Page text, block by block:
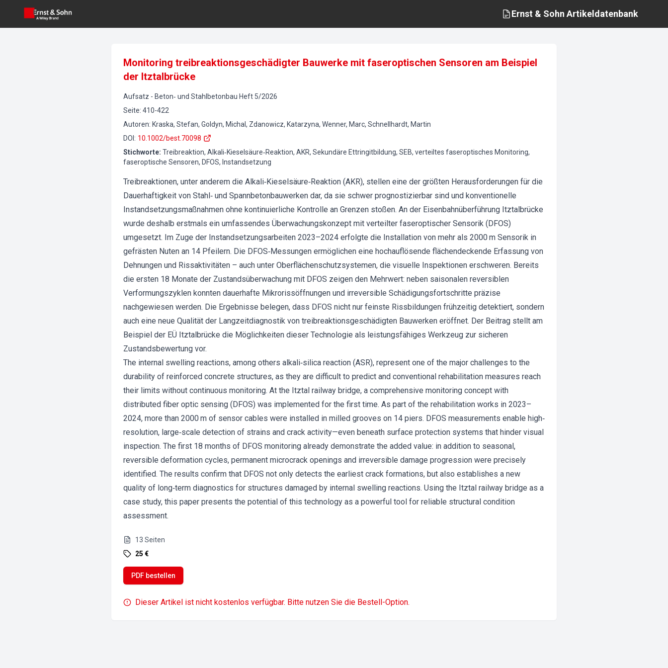
Ernst & Sohn Artikeldatenbank
Monitoring treibreaktionsgeschädigter Bauwerke mit faseroptischen Sensoren am Beispiel
der Itztalbrücke
Aufsatz - Beton‐ und Stahlbetonbau Heft 5/2026
Seite: 410-422
Autoren: Kraska, Stefan, Goldyn, Michal, Zdanowicz, Katarzyna, Wenner, Marc, Schnellhardt, Martin
DOI : 10.1002/best.70098
Stichworte: Treibreaktion, Alkali‐Kieselsäure‐Reaktion, AKR, Sekundäre Ettringitbildung, SEB, verteiltes faseroptisches Monitoring,
faseroptische Sensoren, DFOS, Instandsetzung
Treibreaktionen, unter anderem die Alkali‐Kieselsäure‐Reaktion (AKR), stellen eine der größten Herausforderungen für die
Dauerhaftigkeit von Stahl‐ und Spannbetonbauwerken dar, da sie schwer prognostizierbar sind und konventionelle
Instandsetzungsmaßnahmen ohne kontinuierliche Kontrolle an Grenzen stoßen. An der Eisenbahnüberführung Itztalbrücke
wurde deshalb erstmals ein umfassendes Überwachungskonzept mit verteilter faseroptischer Sensorik (DFOS)
umgesetzt. Im Zuge der Instandsetzungsarbeiten 2023–2024 erfolgte die Installation von mehr als 2000 m Sensorik in
gefrästen Nuten an 14 Pfeilern. Die DFOS‐Messungen ermöglichen eine hochauflösende flächendeckende Erfassung von
Dehnungen und Rissaktivitäten – auch unter Oberflächenschutzsystemen, die visuelle Inspektionen erschweren. Bereits
die ersten 18 Monate der Zustandsüberwachung mit DFOS zeigen den Mehrwert: neben saisonalen reversiblen
Verformungszyklen konnten dauerhafte Mikrorissöffnungen und irreversible Schädigungsfortschritte präzise
nachgewiesen werden. Die Ergebnisse belegen, dass DFOS nicht nur feinste Rissbildungen frühzeitig detektiert, sondern
auch eine neue Qualität der Langzeitdiagnostik von treibreaktionsgeschädigten Bauwerken eröffnet. Der Beitrag stellt am
Beispiel der EÜ Itztalbrücke die Möglichkeiten dieser Technologie als leistungsfähiges Werkzeug zur sicheren
Zustandsbewertung vor.
The internal swelling reactions, among others alkali‐silica reaction (ASR), represent one of the major challenges to the
durability of reinforced concrete structures, as they are difficult to predict and conventional rehabilitation measures reach
their limits without continuous monitoring. At the Itztal railway bridge, a comprehensive monitoring concept with
distributed fiber optic sensing (DFOS) was implemented for the first time. As part of the rehabilitation works in 2023–
2024, more than 2000 m of sensor cables were installed in milled grooves on 14 piers. DFOS measurements enable high‐
resolution, large‐scale detection of strains and crack activity—even beneath surface protection systems that hinder visual
inspection. The first 18 months of DFOS monitoring already demonstrate the added value: in addition to seasonal,
reversible deformation cycles, permanent microcrack openings and irreversible damage progression were precisely
identified. The results confirm that DFOS not only detects the earliest crack formations, but also establishes a new
quality of long‐term diagnostics for structures damaged by internal swelling reactions. Using the Itztal railway bridge as a
case study, this paper presents the potential of this technology as a powerful tool for reliable structural condition
assessment.
13 Seiten
25 €
PDF bestellen
Dieser Artikel ist nicht kostenlos verfügbar. Bitte nutzen Sie die Bestell-Option.